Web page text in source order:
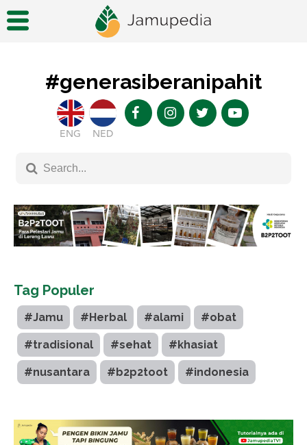
#generasiberanipahit
ENG NED
Tag Populer
#Jamu #Herbal #alami #obat
#tradisional #sehat #khasiat
#nusantara #b2p2toot #indonesia